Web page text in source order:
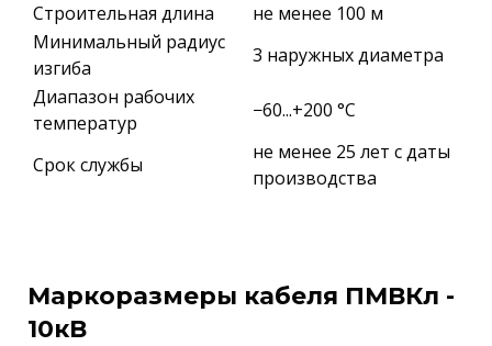
Строительная длина
не менее 100 м
Минимальный радиус
изгиба
3 наружных диаметра
Диапазон рабочих
температур
−60...+200 °C
Срок службы
не менее 25 лет с даты
производства
Маркоразмеры кабеля ПМВКл -
10кВ